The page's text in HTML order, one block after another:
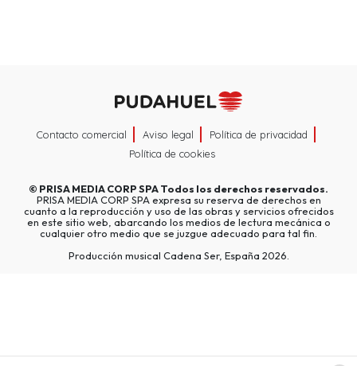
Contacto comercial Aviso legal
Política de privacidad
Política de cookies
© PRISA MEDIA CORP SPATodos los derechos reservados.
PRISA MEDIA CORP SPA expresa su reserva de derechos en
cuanto a la reproducción y uso de las obras y servicios ofrecidos
en este sitio web, abarcando los medios de lectura mecánica o
cualquier otro medio que se juzgue adecuado para tal fin.
Producción musical Cadena Ser, España 2026.